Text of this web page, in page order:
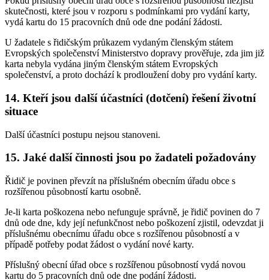
skutečnosti, které jsou v rozporu s podmínkami pro vydání karty,
vydá kartu do 15 pracovních dnů ode dne podání žádosti.
U žadatele s řidičským průkazem vydaným členským státem
Evropských společenství Ministerstvo dopravy prověřuje, zda jim již
karta nebyla vydána jiným členským státem Evropských
společenství, a proto dochází k prodloužení doby pro vydání karty.
14. Kteří jsou další účastníci (dotčení) řešení životní
situace
Další účastníci postupu nejsou stanoveni.
15. Jaké další činnosti jsou po žadateli požadovány
Řidič je povinen převzít na příslušném obecním úřadu obce s
rozšířenou působností kartu osobně.
Je-li karta poškozena nebo nefunguje správně, je řidič povinen do 7
dnů ode dne, kdy její nefunkčnost nebo poškození zjistil, odevzdat ji
příslušnému obecnímu úřadu obce s rozšířenou působností a v
případě potřeby podat žádost o vydání nové karty.
Příslušný obecní úřad obce s rozšířenou působností vydá novou
kartu do 5 pracovních dnů ode dne podání žádosti.